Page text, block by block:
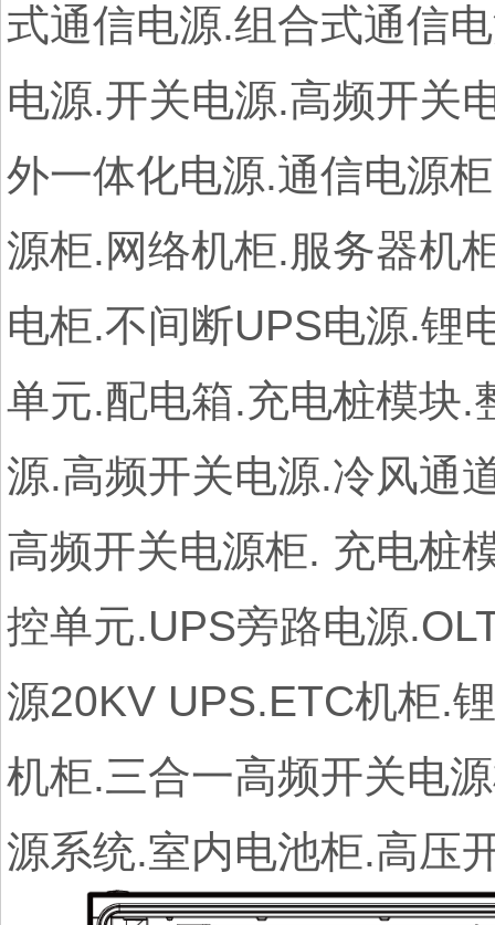
式通信电源.组合式通信
电源.开关电源.高频开关
外一体化电源.通信电源
源柜.网络机柜.服务器机
电柜.不间断UPS电源.锂
单元.配电箱.充电桩模块.
源.高频开关电源.冷风通
高频开关电源柜. 充电桩
控单元.UPS旁路电源
源20KV UPS.ETC机柜.
机柜.三合一高频开关电
源系统.室内电池柜.高压